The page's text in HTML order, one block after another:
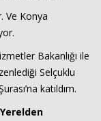
Ve Konya
Bakanlığı ile
Selçuklu
katıldım.
İLETİŞİM